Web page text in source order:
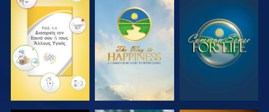
ΠΑΡΑΚΟΛΟΥΘΗΣΤΕ ΠΑΡΑΚΟΛΟΥΘΗΣΤΕ ΠΑΡΑΚΟΛΟΥΘΗΣΤΕ